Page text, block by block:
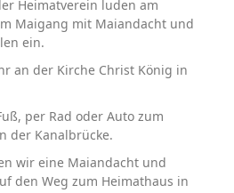
Heimatverein luden am
Maigang mit Maiandacht und
ein.
an der Kirche Christ König in
per Rad oder Auto zum
der Kanalbrücke.
wir eine Maiandacht und
den Weg zum Heimathaus in